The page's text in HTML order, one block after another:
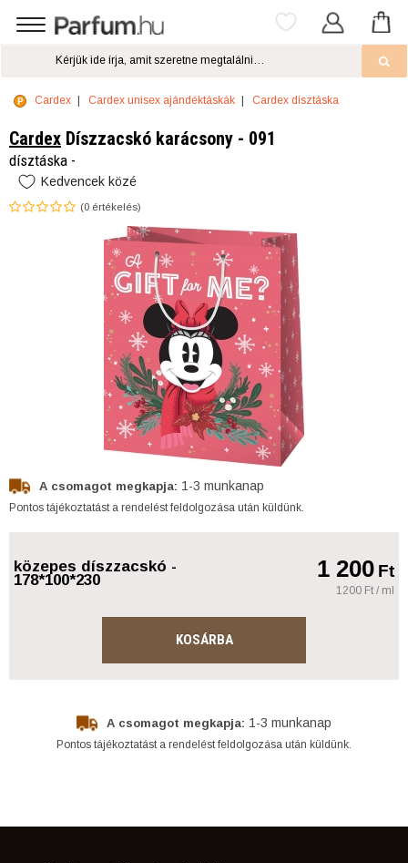
Cardex Cardex unisex ajándéktáskák Cardex dísztáska
Cardex Díszzacskó karácsony - 091
dísztáska -
Kedvencek közé
(0 értékelés)
A csomagot megkapja: 1-3 munkanap
Pontos tájékoztatást a rendelést feldolgozása után küldünk.
közepes díszzacskó -
178*100*230 1 200Ft
1200 Ft / ml
KOSÁRBA
A csomagot megkapja: 1-3 munkanap
Pontos tájékoztatást a rendelést feldolgozása után küldünk.